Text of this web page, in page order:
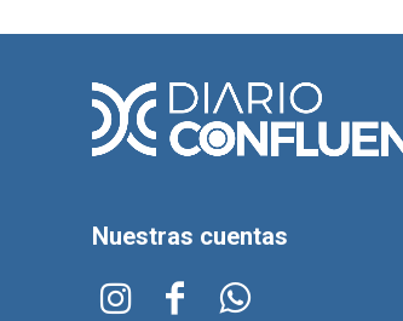
Nuestras cuentas